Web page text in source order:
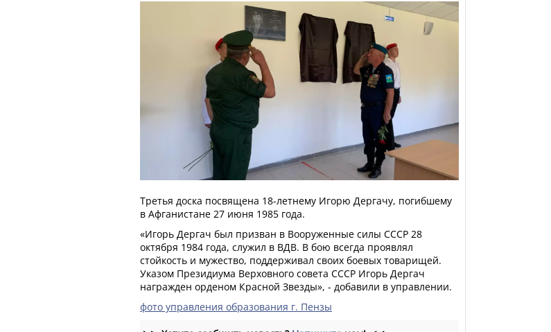
Третья доска посвящена 18-летнему Игорю Дергачу, погибшему
в Афганистане 27 июня 1985 года.
«Игорь Дергач был призван в Вооруженные силы СССР 28
октября 1984 года, служил в ВДВ. В бою всегда проявлял
стойкость и мужество, поддерживал своих боевых товарищей.
Указом Президиума Верховного совета СССР Игорь Дергач
награжден орденом Красной Звезды», - добавили в управлении.
фото управления образования г. Пензы